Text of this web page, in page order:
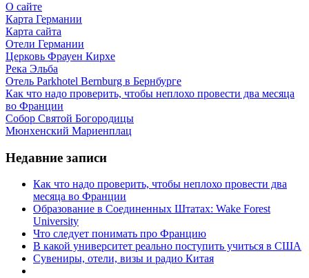
О сайте
Карта Германии
Карта сайта
Отели Германии
Церковь Фрауен Кирхе
Река Эльба
Отель Parkhotel Bernburg в Бернбурге
Как что надо проверить, чтобы неплохо провести два месяца
во Франции
Собор Святой Богородицы
Мюнхенский Мариенплац
Недавние записи
Как что надо проверить, чтобы неплохо провести два
месяца во Франции
Образование в Соединенных Штатах: Wake Forest
University
Что следует понимать про Францию
В какой университет реально поступить учиться в США
Сувениры, отели, визы и радио Китая